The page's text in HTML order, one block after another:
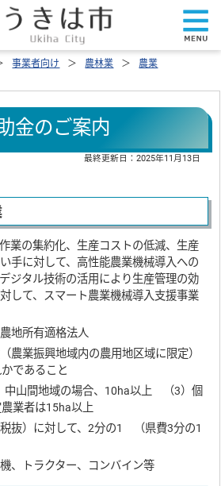
事業者向け 農林業
農業
金のご案内
最終更新日：2025年11月13日
業の集約化、生産コストの低減、生産
手に対して、高性能農業機械導入への
ジタル技術の活用により生産管理の効
して、スマート農業機械導入支援事業
地所有適格法人
農業振興地域内の農用地区域に限定）
であること
山間地域の場合、10ha以上 （3）個
業者は15ha以上
抜）に対して、2分の1 （県費3分の1
、トラクター、コンバイン等